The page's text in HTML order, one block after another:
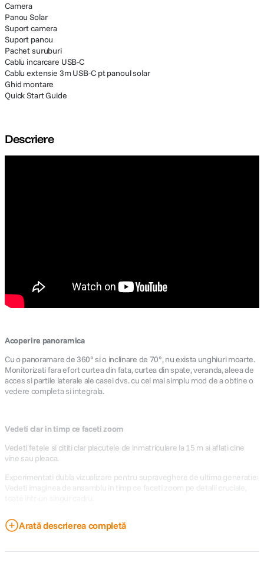
Camera
Panou Solar
Suport camera
Suport panou
Pachet suruburi
Cablu incarcare USB-C
Cablu extensie 3m USB-C pt panoul solar
Ghid montare
Quick Start Guide
Descriere
Acoperire panoramica
Cu o panoramare de 360° si o inclinare de 70°, nu exista unghiuri moarte.
Monitorizati fara efort curtea din fata, curtea din spate, veranda, aleea de
acces si partile laterale ale casei dvs. cu cel mai simplu mod de a obtine o
vedere completa si integrala.
Vedeti clar in timp ce faceti zoom
Vedeti fetele si cititi clar placutele de inmatriculare la 15 m si aflati cine
vine sau pleaca.
Experimentati dubla vizualizare pentru supraveghere de ultima generatie:
Vedeti imaginea de ansamblu in timp ce faceti zoom pe detalii cruciale,
Arată descrierea completă